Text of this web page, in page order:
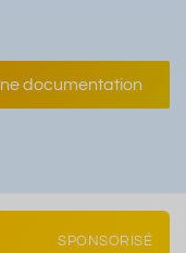
documentation
SPONSORISÉ